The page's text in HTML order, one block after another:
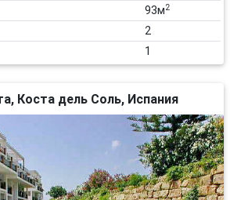
93м2
2
1
Коста дель Соль, Испания